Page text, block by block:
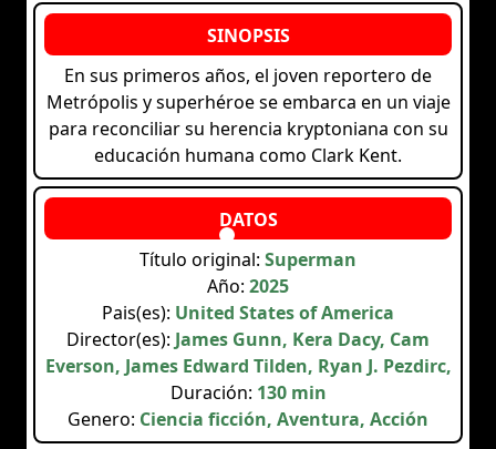
En sus primeros años, el joven reportero de
Metrópolis y superhéroe se embarca en un viaje
para reconciliar su herencia kryptoniana con su
educación humana como Clark Kent.
Título original: Superman
Año: 2025
Pais(es): United States of America
Director(es): James Gunn, Kera Dacy, Cam
Everson, James Edward Tilden, Ryan J. Pezdirc,
Duración: 130 min
Genero: Ciencia ficción, Aventura, Acción